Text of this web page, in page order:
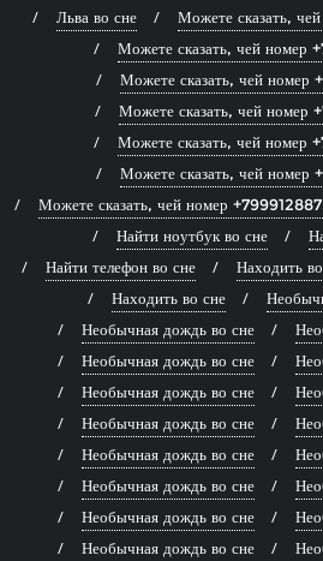
Льва во сне
Можете сказать,
Можете сказать, чей номер
Можете сказать, чей номер
Можете сказать, чей номер
Можете сказать, чей номер
Можете сказать, чей номер
Можете сказать, чей номер
Найти ноутбук во сне
Найти телефон во сне
Находить
Находить во сне
Необычная дождь во сне
Необычная дождь во сне
Необычная дождь во сне
Необычная дождь во сне
Необычная дождь во сне
Необычная дождь во сне
Необычная дождь во сне
Необычная дождь во сне